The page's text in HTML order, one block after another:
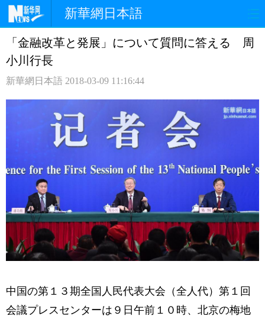
新華網日本語
ホームページ 政治 経済
中日対訳
「金融改革と発展」について質問に答える 周
小川行長
新華網日本語 2018-03-09 11:16:44
中国の第１３期全国人民代表大会（全人代）第１回
会議プレスセンターは９日午前１０時、北京の梅地